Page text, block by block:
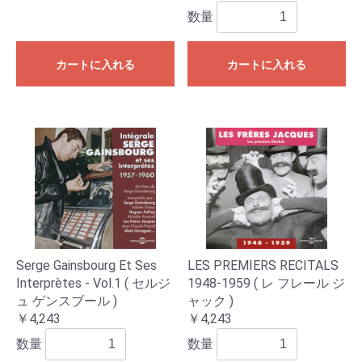
カートに入れる
数量
カートに入れる
Serge Gainsbourg Et Ses
Interprètes - Vol.1 ( セルジ
ュ ゲンスブール )
￥4,243
数量
LES PREMIERS RECITALS
1948-1959 ( レ フレール ジ
ャック )
￥4,243
数量